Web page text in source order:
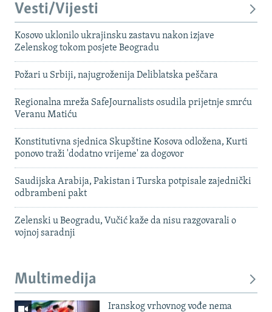
Vesti/Vijesti
Kosovo uklonilo ukrajinsku zastavu nakon izjave
Zelenskog tokom posjete Beogradu
Požari u Srbiji, najugroženija Deliblatska peščara
Regionalna mreža SafeJournalists osudila prijetnje smrću
Veranu Matiću
Konstitutivna sjednica Skupštine Kosova odložena, Kurti
ponovo traži 'dodatno vrijeme' za dogovor
Saudijska Arabija, Pakistan i Turska potpisale zajednički
odbrambeni pakt
Zelenski u Beogradu, Vučić kaže da nisu razgovarali o
vojnoj saradnji
Multimedija
Iranskog vrhovnog vođe nema